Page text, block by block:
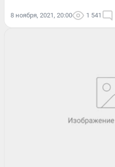
8 ноября, 2021, 20:00 1 541